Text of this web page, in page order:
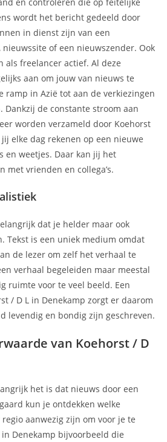
wordt het bericht gedeeld door
in dienst zijn van een
nieuwssite of een nieuwszender. Ook
als freelancer actief. Al deze
aan om jouw van nieuws te
ramp in Azië tot aan de verkiezingen
Dankzij de constante stroom aan
worden verzameld door Koehorst
elke dag rekenen op een nieuwe
en weetjes. Daar kan jij het
met vrienden en collega’s.
dat je helder maar ook
Tekst is een uniek medium omdat
de lezer om zelf het verhaal te
verhaal begeleiden maar meestal
ruimte voor te veel beeld. Een
/ D L in Denekamp zorgt er daarom
levendig en bondig zijn geschreven.
van Koehorst / D
het is dat nieuws door een
kun je ontdekken welke
aanwezig zijn om voor je te
Denekamp bijvoorbeeld die